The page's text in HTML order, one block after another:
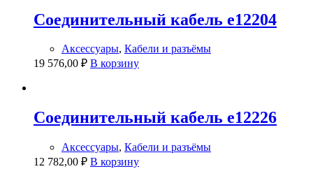
Соединительный кабель e12204
Аксессуары, Кабели и разъёмы
19 576,00 ₽ В корзину
Соединительный кабель e12226
Аксессуары, Кабели и разъёмы
12 782,00 ₽ В корзину